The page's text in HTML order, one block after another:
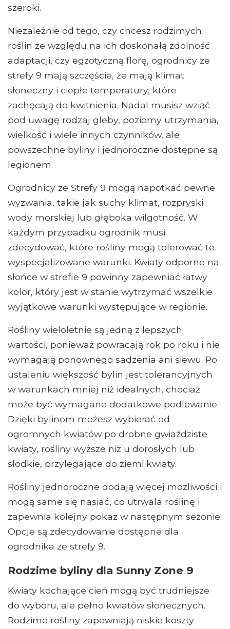
szeroki.
Niezależnie od tego, czy chcesz rodzimych
roślin ze względu na ich doskonałą zdolność
adaptacji, czy egzotyczną florę, ogrodnicy ze
strefy 9 mają szczęście, że mają klimat
słoneczny i ciepłe temperatury, które
zachęcają do kwitnienia. Nadal musisz wziąć
pod uwagę rodzaj gleby, poziomy utrzymania,
wielkość i wiele innych czynników, ale
powszechne byliny i jednoroczne dostępne są
legionem.
Ogrodnicy ze Strefy 9 mogą napotkać pewne
wyzwania, takie jak suchy klimat, rozpryski
wody morskiej lub głęboka wilgotność. W
każdym przypadku ogrodnik musi
zdecydować, które rośliny mogą tolerować te
wyspecjalizowane warunki. Kwiaty odporne na
słońce w strefie 9 powinny zapewniać łatwy
kolor, który jest w stanie wytrzymać wszelkie
wyjątkowe warunki występujące w regionie.
Rośliny wieloletnie są jedną z lepszych
wartości, ponieważ powracają rok po roku i nie
wymagają ponownego sadzenia ani siewu. Po
ustaleniu większość bylin jest tolerancyjnych
w warunkach mniej niż idealnych, chociaż
może być wymagane dodatkowe podlewanie.
Dzięki bylinom możesz wybierać od
ogromnych kwiatów po drobne gwiaździste
kwiaty, rośliny wyższe niż u dorosłych lub
słodkie, przylegające do ziemi kwiaty.
Rośliny jednoroczne dodają więcej możliwości i
mogą same się nasiać, co utrwala roślinę i
zapewnia kolejny pokaz w następnym sezonie.
Opcje są zdecydowanie dostępne dla
ogrodnika ze strefy 9.
Rodzime byliny dla Sunny Zone 9
Kwiaty kochające cień mogą być trudniejsze
do wyboru, ale pełno kwiatów słonecznych.
Rodzime rośliny zapewniają niskie koszty